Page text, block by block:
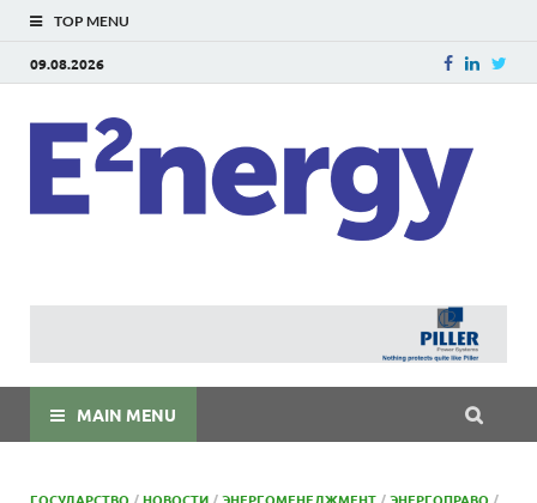
TOP MENU
09.08.2026
MAIN MENU